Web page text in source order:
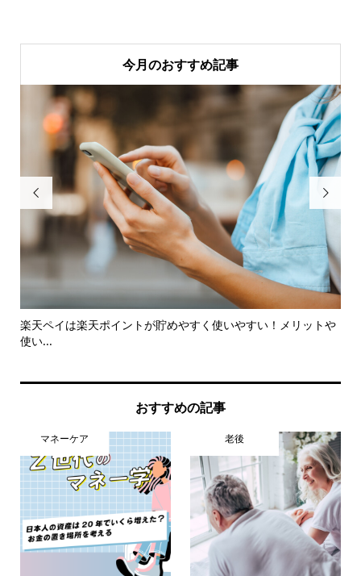
今月のおすすめ記事

楽天ペイは楽天ポイントが貯めやすく使いやすい！メリットや
使い...

おすすめの記事
マネーケア 老後